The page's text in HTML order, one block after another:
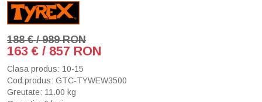
188 € / 989 RON
163 € / 857 RON
Clasa produs: 10-15
Cod produs: GTC-TYWEW3500
Greutate: 11.00 kg